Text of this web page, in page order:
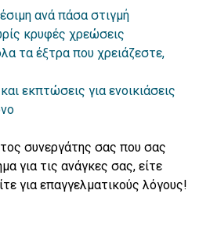
ανά πάσα στιγμή
κρυφές χρεώσεις
τα έξτρα που χρειάζεστε,
εκπτώσεις για ενοικιάσεις
συνεργάτης σας που σας
για τις ανάγκες σας, είτε
για επαγγελματικούς λόγους!